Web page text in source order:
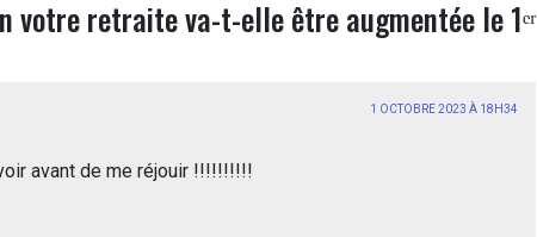
votre retraite va-t-elle être augmentée le 1ᵉʳ
1 OCTOBRE 2023 À 18H34
avant de me réjouir !!!!!!!!!!